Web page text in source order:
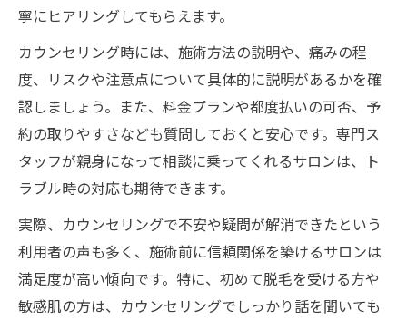
寧にヒアリングしてもらえます。
カウンセリング時には、施術方法の説明や、痛みの程
度、リスクや注意点について具体的に説明があるかを確
認しましょう。また、料金プランや都度払いの可否、予
約の取りやすさなども質問しておくと安心です。専門ス
タッフが親身になって相談に乗ってくれるサロンは、ト
ラブル時の対応も期待できます。
実際、カウンセリングで不安や疑問が解消できたという
利用者の声も多く、施術前に信頼関係を築けるサロンは
満足度が高い傾向です。特に、初めて脱毛を受ける方や
敏感肌の方は、カウンセリングでしっかり話を聞いても